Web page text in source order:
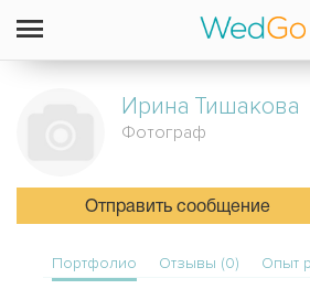
Ирина Тишакова
Фотограф
Отправить сообщение
Портфолио Отзывы (0) Опыт